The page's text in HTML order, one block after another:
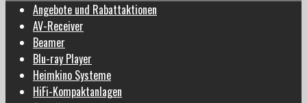
Angebote und Rabattaktionen
AV-Receiver
Beamer
Blu-ray Player
Heimkino Systeme
HiFi-Kompaktanlagen